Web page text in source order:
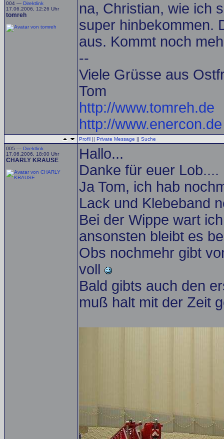
004 — Direktlink
17.06.2006, 12:26 Uhr
tomreh
na, Christian, wie ich
super hinbekommen.
aus. Kommt noch
--
Viele Grüsse aus
Tom
http://www.tomreh.de
http://www.enercon.de
Profil || Private Message || Suche
005 — Direktlink
17.06.2006, 18:00 Uhr
CHARLY KRAUSE
Hallo...
Danke für euer Lob....
Ja Tom, ich hab
Lack und Klebeband
Bei der Wippe wart
ansonsten bleibt es
Obs nochmehr gibt
voll
Bald gibts auch den
muß halt mit der Zeit